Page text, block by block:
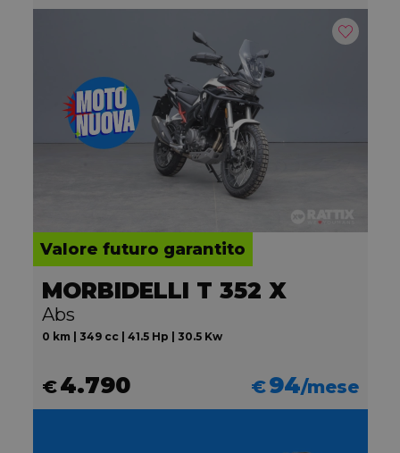
Valore futuro garantito
MORBIDELLI T 352 X
Abs
0 km | 349 cc | 41.5 Hp | 30.5 Kw
€4.790 €94/mese